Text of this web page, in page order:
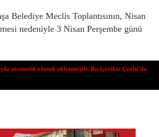
Belediye Meclis Toplantısının, Nisan
nedeniyle 3 Nisan Perşembe günü
otomatik olarak eklenmiştir. Bu içerikte Çorlu’da